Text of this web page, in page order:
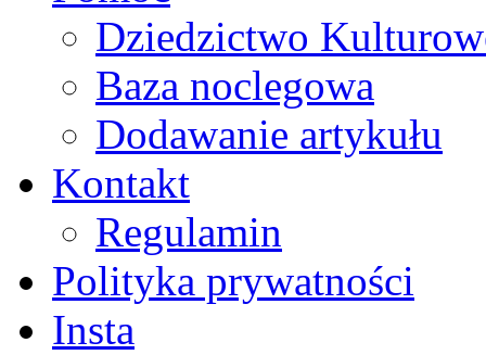
Dziedzictwo
Baza noclegowa
Dodawanie artykułu
Kontakt
Regulamin
Polityka prywatności
Insta